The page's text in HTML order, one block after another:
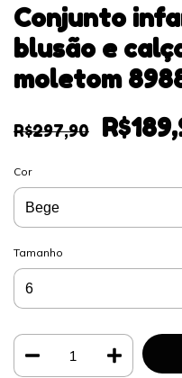
Conjunto
blusão e
moletom
R$297,90
Cor
Tamanho